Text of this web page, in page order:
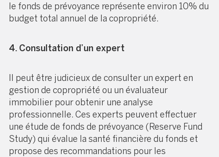
le fonds de prévoyance représente environ 10% du
budget total annuel de la copropriété.
4. Consultation d’un expert
Il peut être judicieux de consulter un expert en
gestion de copropriété ou un évaluateur
immobilier pour obtenir une analyse
professionnelle. Ces experts peuvent effectuer
une étude de fonds de prévoyance (Reserve Fund
Study) qui évalue la santé financière du fonds et
propose des recommandations pour les